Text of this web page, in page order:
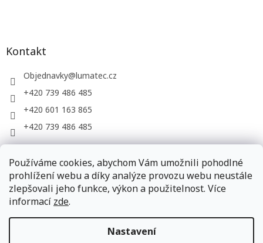
Používáme cookies, abychom Vám umožnili pohodlné
prohlížení webu a díky analýze provozu webu neustále
zlepšovali jeho funkce, výkon a použitelnost. Více
informací zde.
Nastavení
Kontakt
Objednavky@lumatec.cz
+420 739 486 485
+420 601 163 865
+420 739 486 485
LUMATEC, s.r.o. - web společnosti
Vytvořil Shoptet